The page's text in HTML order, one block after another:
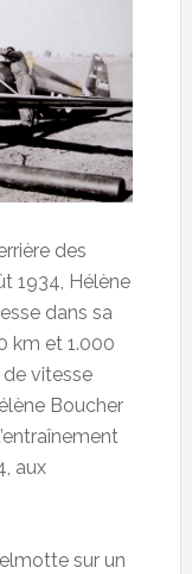
des
1934, Hélène
dans sa
km et 1.000
vitesse
Boucher
aux
sur un